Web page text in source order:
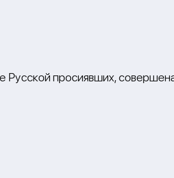
Русской просиявших,